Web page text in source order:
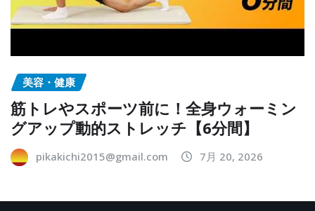
美容・健康
筋トレやスポーツ前に！全身ウォーミン
グアップ動的ストレッチ【6分間】
pikakichi2015@gmail.com 7月 20, 2026